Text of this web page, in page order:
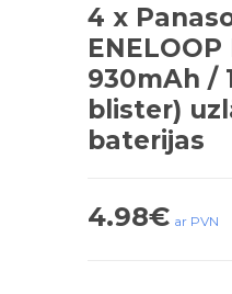
4 x
930mAh /
blister)
baterijas
4.98€ ar PVN